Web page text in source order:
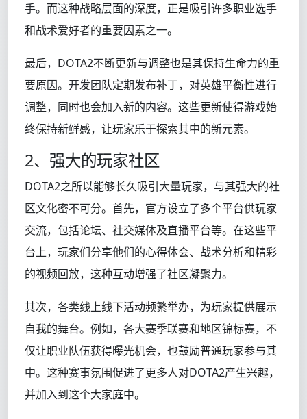
手。而这种战略层面的深度，正是吸引许多职业选手
和战术爱好者的重要因素之一。
最后，DOTA2不断更新与调整也是其保持生命力的重
要原因。开发团队定期发布补丁，对英雄平衡性进行
调整，同时也会加入新的内容。这些更新使得游戏始
终保持新鲜感，让玩家乐于探索其中的新元素。
2、强大的玩家社区
DOTA2之所以能够长久吸引大量玩家，与其强大的社
区文化密不可分。首先，官方设立了多个平台供玩家
交流，包括论坛、社交媒体及直播平台等。在这些平
台上，玩家们分享他们的心得体会、战术分析和精彩
的视频回放，这种互动增强了社区凝聚力。
其次，各类线上线下活动频繁举办，为玩家提供展示
自我的舞台。例如，各大赛季联赛和地区锦标赛，不
仅让职业队伍获得曝光机会，也鼓励普通玩家参与其
中。这种赛事氛围促进了更多人对DOTA2产生兴趣，
并加入到这个大家庭中。